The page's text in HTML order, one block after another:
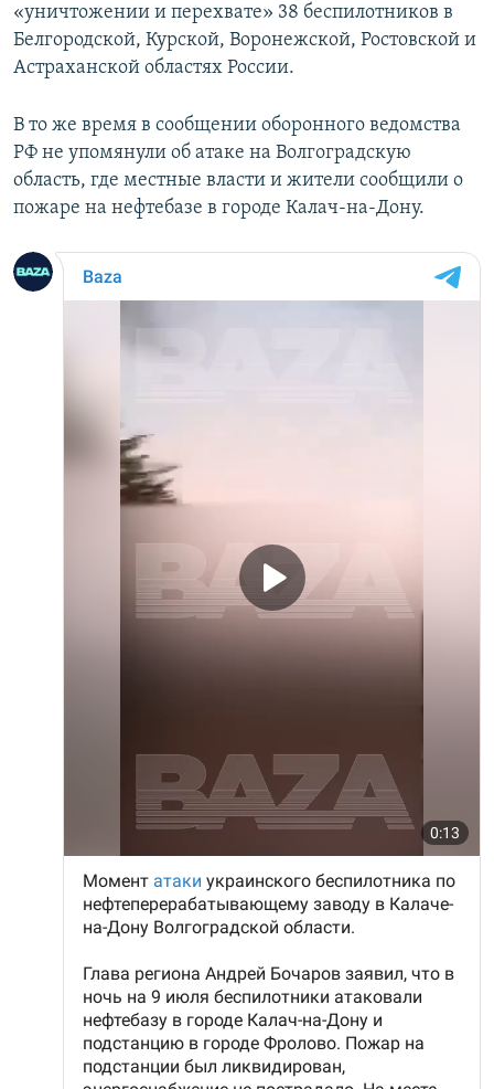
«уничтожении и перехвате» 38 беспилотников в
Белгородской, Курской, Воронежской, Ростовской и
Астраханской областях России.
В то же время в сообщении оборонного ведомства
РФ не упомянули об атаке на Волгоградскую
область, где местные власти и жители сообщили о
пожаре на нефтебазе в городе Калач-на-Дону.